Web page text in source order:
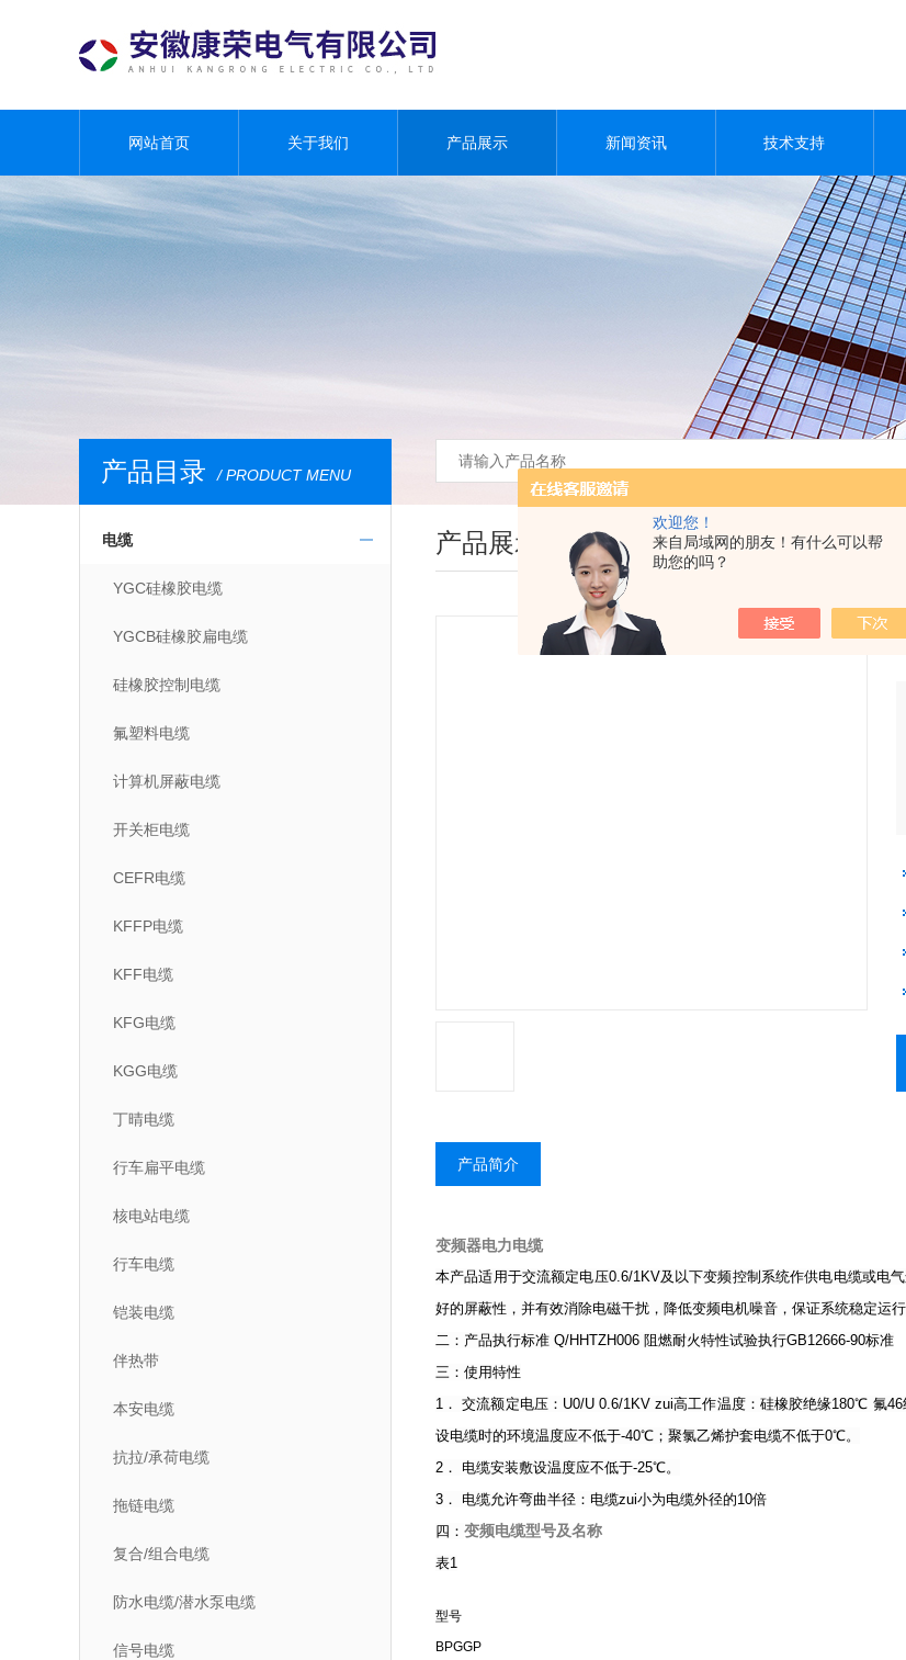
欢迎您！
来自局域网的朋友！有什么可以帮
助您的吗？
网站首页 关于我们 产品展示 新闻资讯 技术支持
产品目录 / PRODUCT MENU
电缆
YGC硅橡胶电缆
YGCB硅橡胶扁电缆
硅橡胶控制电缆
氟塑料电缆
计算机屏蔽电缆
开关柜电缆
CEFR电缆
KFFP电缆
KFF电缆
KFG电缆
KGG电缆
丁晴电缆
行车扁平电缆
核电站电缆
行车电缆
铠装电缆
伴热带
本安电缆
抗拉/承荷电缆
拖链电缆
复合/组合电缆
防水电缆/潜水泵电缆
信号电缆
产品展示 您现
产品简介
变频器电力电缆
本产品适用于交流额定电压0.6/1KV及以下变频控制系统作供电电缆或电
好的屏蔽性，并有效消除电磁干扰，降低变频电机噪音，保证系统稳定运
二：产品执行标准 Q/HHTZH006 阻燃耐火特性试验执行GB12666-90标准
三：使用特性
1． 交流额定电压：U0/U 0.6/1KV zui高工作温度：硅橡胶绝缘180℃
设电缆时的环境温度应不低于-40℃；聚氯乙烯护套电缆不低于0℃。
2． 电缆安装敷设温度应不低于-25℃。
3． 电缆允许弯曲半径：电缆zui小为电缆外径的10倍
四： 变频电缆型号及名称
表1
型号
BPGGP